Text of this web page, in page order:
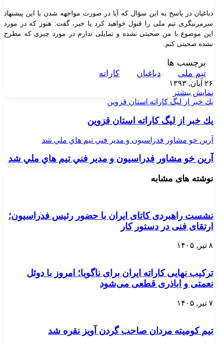
دباغیان در پاسخ به این سؤال که آیا در صورت مواجهه شدن با این پیشنهاد
سرمربیگری تیم ملی را قبول خواهید کرد یا خیر، گفت: هنوز که در مورد
این موضوع با من صحبتی نشده و تمایلی ندارم در مورد چیزی که مطرح
نشده صحبتی کنم.
برچسب ها
تیم ملی
دباغیان کاراته
۲۶ آبان, ۱۳۹۳
نمایش بیشتر
يك خبر از ليگ كاراته استان قزوين
يك خبر از ليگ كاراته استان قزوين
آرين خو مشاور فدراسيون و مدير فني تيم هاي ملي شد
آرين خو مشاور فدراسيون و مدير فني تيم هاي ملي شد
نوشته های مشابه
نشست راهبردی کاتای ایران با حضور رئیس فدراسیون؛
ارتقای فنی در دستور کار
۸ تیر, ۱۴۰۵
ترکیب نهایی کاراته ایران برای ناگویا؛ امروز با دوئل
نعمتی و اباذری قطعی می‌شود
۷ تیر, ۱۴۰۵
تیم کومیته مردان صاحب گردن آویز نقره شد